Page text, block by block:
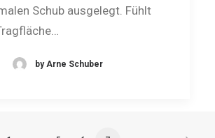
Schub ausgelegt. Fühlt
by Arne Schuber